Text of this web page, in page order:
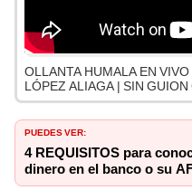
OLLANTA HUMALA EN
LÓPEZ ALIAGA | SIN
PUEDES VER:
4 REQUISITOS para
dinero en el banco o su